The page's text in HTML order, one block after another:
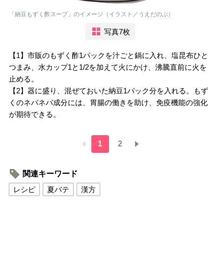
「納豆もずく酢スープ」のイメージ（イラスト／うえだのぶ）
写真7枚
【1】市販のもずく酢1パックを汁ごと鍋に入れ、塩昆布ひと
つまみ、水カップ1と1/2を加えて火にかけ、沸騰直前に火を
止める。
【2】器に盛り、混ぜておいた納豆1パック分を入れる。もず
くのネバネバ成分には、胃腸の働きを助け、免疫機能の強化
が期待できる。
1 2
関連キーワード
レシピ
夏バテ 漢方